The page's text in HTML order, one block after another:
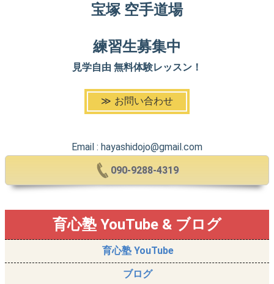
宝塚 空手道場
練習生募集中
見学自由 無料体験レッスン！
お問い合わせ
Email : hayashidojo@gmail.com
090-9288-4319
育心塾 YouTube & ブログ
育心塾 YouTube
ブログ